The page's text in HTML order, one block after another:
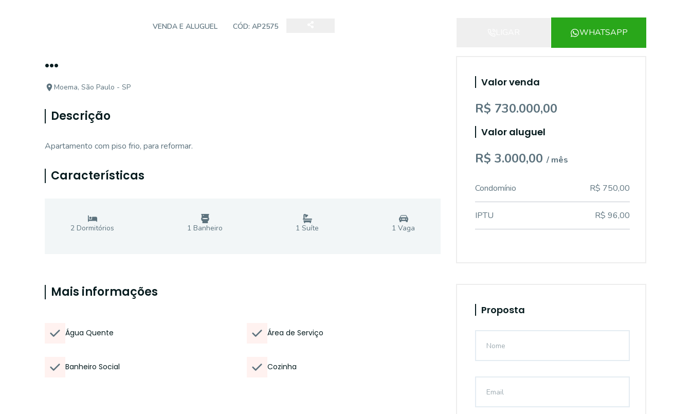
VENDA E ALUGUEL CÓD: AP2575
...
Moema, São Paulo - SP
Descrição
Apartamento com piso frio, para reformar.
Características
2 Dormitórios 1 Banheiro 1 Suíte 1 Vaga
Mais informações
Água Quente Área de Serviço
Banheiro Social Cozinha
WHATSAPP
Valor venda
R$ 730.000,00
Valor aluguel
R$ 3.000,00 / mês
Condomínio R$ 750,00
IPTU R$ 96,00
Proposta